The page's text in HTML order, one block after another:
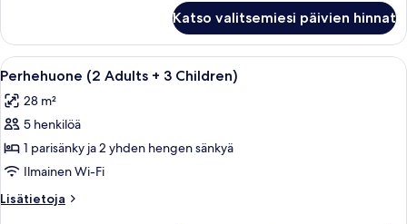
kuvat
Adults
2
Katso valitsemiesi päivien hinnat
Avaa
kaikki
huonetyypin
Perhehuone
(2
Adults
+
3
Moderni hotellihuone, jossa on
5
Perhehuone (2 Adults + 3 Children)
28 m²
5 henkilöä
1 parisänky ja 2 yhden hengen sänkyä
Ilmainen Wi-Fi
Lisätietoja
Lisätietoja